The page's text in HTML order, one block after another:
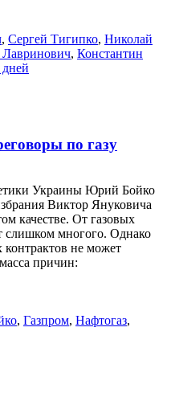
, Сергей Тигипко, Николай
Лавринович, Константин
дней
по газу
Украины Юрий Бойко
Виктор Януковича
качестве. От газовых
слишком многого. Однако
контрактов не может
причин:
, Газпром, Нафтогаз,